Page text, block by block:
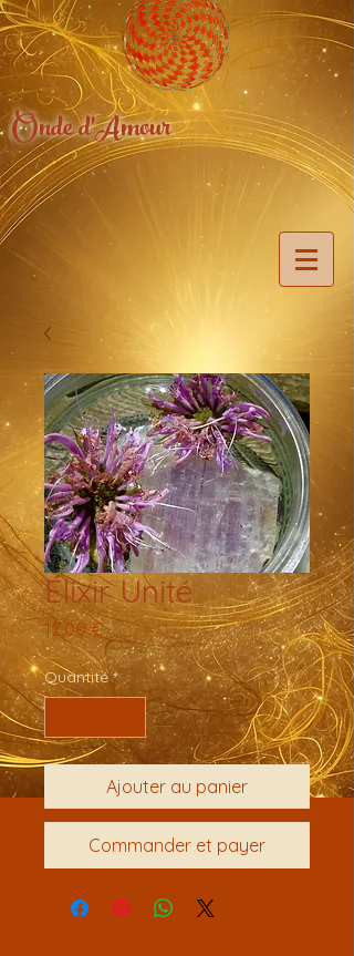
Onde d'Amour
Élixir Unité
12,00 €Prix
Quantité *
Ajouter au panier
Commander et payer